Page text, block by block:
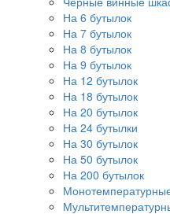
На 6 бутылок
На 7 бутылок
На 8 бутылок
На 9 бутылок
На 12 бутылок
На 18 бутылок
На 20 бутылок
На 24 бутылки
На 30 бутылок
На 50 бутылок
На 200 бутылок